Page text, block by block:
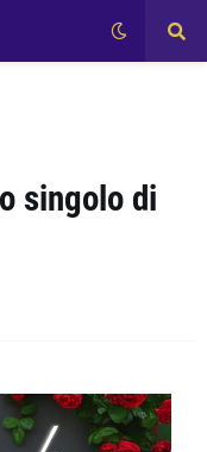
singolo di